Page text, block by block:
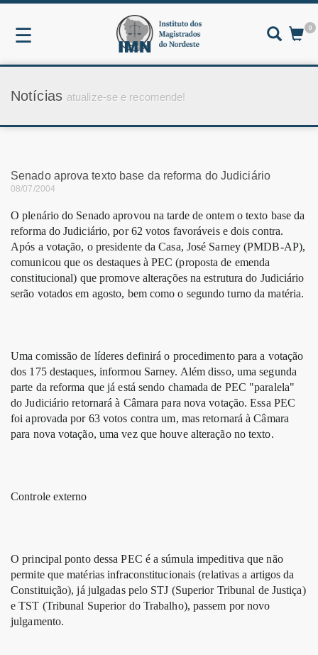
☰ 0
Notícias atualize-se e recomende!
Senado aprova texto base da reforma do Judiciário
08/07/2004
O plenário do Senado aprovou na tarde de ontem o texto base da
reforma do Judiciário, por 62 votos favoráveis e dois contra.
Após a votação, o presidente da Casa, José Sarney (PMDB-AP),
comunicou que os destaques à PEC (proposta de emenda
constitucional) que promove alterações na estrutura do Judiciário
serão votados em agosto, bem como o segundo turno da matéria.
Uma comissão de líderes definirá o procedimento para a votação
dos 175 destaques, informou Sarney. Além disso, uma segunda
parte da reforma que já está sendo chamada de PEC "paralela"
do Judiciário retornará à Câmara para nova votação. Essa PEC
foi aprovada por 63 votos contra um, mas retornará à Câmara
para nova votação, uma vez que houve alteração no texto.
Controle externo
O principal ponto dessa PEC é a súmula impeditiva que não
permite que matérias infraconstitucionais (relativas a artigos da
Constituição), já julgadas pelo STJ (Superior Tribunal de Justiça)
e TST (Tribunal Superior do Trabalho), passem por novo
julgamento.